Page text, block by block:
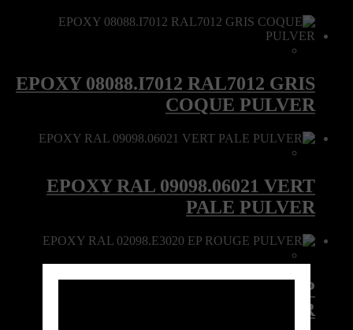
EPOXY 08088.I7012 RAL7012 GRIS
COQUE PULVER
EPOXY RAL 09098.06021 VERT
PALE PULVER
EPOXY RAL 02098.E3020 EP
ROUGE PULVER